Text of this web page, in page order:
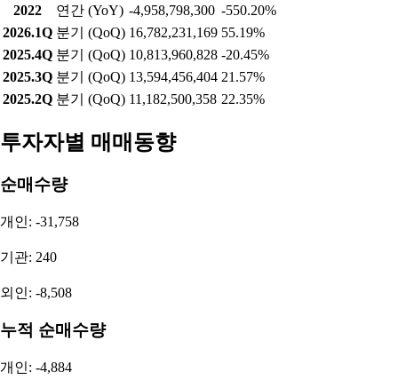
2022
연간 (YoY) -4,958,798,300 -550.20%
2026.1Q 분기 (QoQ) 16,782,231,169 55.19%
2025.4Q 분기 (QoQ) 10,813,960,828 -20.45%
2025.3Q 분기 (QoQ) 13,594,456,404 21.57%
2025.2Q 분기 (QoQ) 11,182,500,358 22.35%
투자자별 매매동향
순매수량
개인: -31,758
기관: 240
외인: -8,508
누적 순매수량
개인: -4,884